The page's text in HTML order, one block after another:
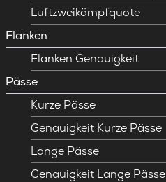
Luftzweikämpfquote
Flanken
Flanken Genauigkeit
Pässe
Kurze Pässe
Genauigkeit Kurze Pässe
Lange Pässe
Genauigkeit Lange Pässe